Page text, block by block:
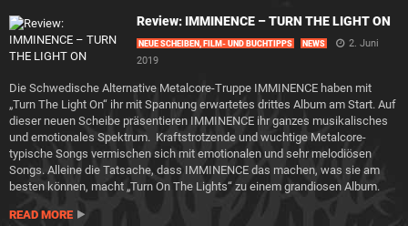
Review: IMMINENCE – TURN THE LIGHT ON
NEUE SCHEIBEN, FILM- UND BUCHTIPPS NEWS
2. Juni
2019
Die Schwedische Alternative Metalcore-Truppe IMMINENCE haben mit
„Turn The Light On“ ihr mit Spannung erwartetes drittes Album am Start. Auf
dieser neuen Scheibe präsentieren IMMINENCE ihr ganzes musikalisches
und emotionales Spektrum. Kraftstrotzende und wuchtige Metalcore-
typische Songs vermischen sich mit emotionalen und sehr melodiösen
Songs. Alleine die Tatsache, dass IMMINENCE das machen, was sie am
besten können, macht „Turn On The Lights“ zu einem grandiosen Album.
READ MORE